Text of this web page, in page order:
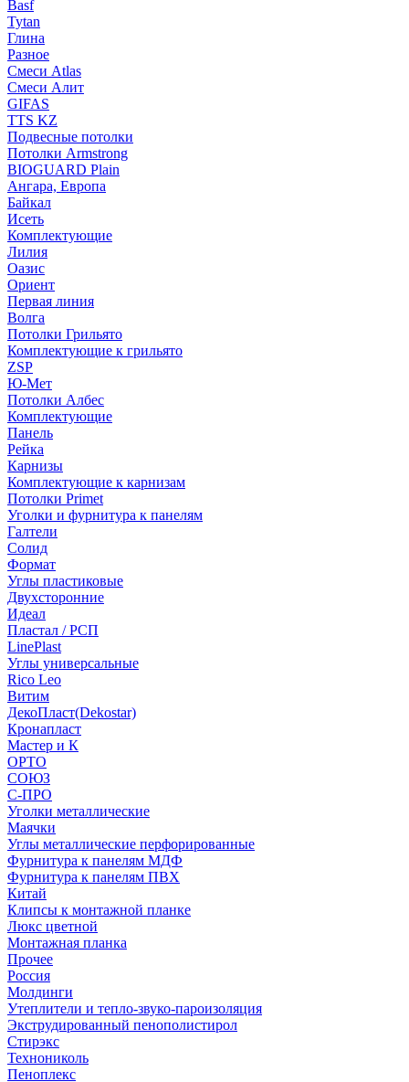
Basf
Tytan
Глина
Разное
Смеси Atlas
Смеси Алит
GIFAS
TTS KZ
Подвесные потолки
Потолки Armstrong
BIOGUARD Plain
Ангара, Европа
Байкал
Исеть
Комплектующие
Лилия
Оазис
Ориент
Первая линия
Волга
Потолки Грильято
Комплектующие к грильято
ZSP
Ю-Мет
Потолки Албес
Комплектующие
Панель
Рейка
Карнизы
Комплектующие к карнизам
Потолки Primet
Уголки и фурнитура к панелям
Галтели
Солид
Формат
Углы пластиковые
Двухсторонние
Идеал
Пластал / РСП
LinePlast
Углы универсальные
Rico Leo
Витим
ДекоПласт(Dekostar)
Кронапласт
Мастер и К
ОРТО
СОЮЗ
С-ПРО
Уголки металлические
Маячки
Углы металлические перфорированные
Фурнитура к панелям МДФ
Фурнитура к панелям ПВХ
Китай
Клипсы к монтажной планке
Люкс цветной
Монтажная планка
Прочее
Россия
Молдинги
Утеплители и тепло-звуко-пароизоляция
Экструдированный пенополистирол
Стирэкс
Технониколь
Пеноплекс